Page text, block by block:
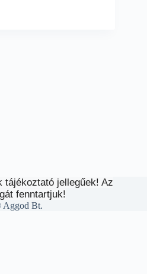
tájékoztató jellegűek! Az
fenntartjuk!
Aggod Bt.